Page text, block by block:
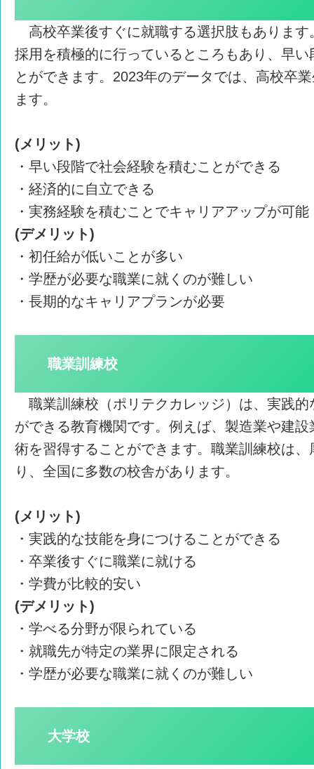
高校卒業後すぐに就職する選択肢もあります
採用を積極的に行っているところもあり、早
とができます。2023年のデータでは、高校卒
ます。
(メリット)
・早い段階で社会経験を積むことができる
・経済的に自立できる
・実務経験を積むことでキャリアアップが可能
(デメリット)
・初任給が低いことが多い
・学歴が必要な職業に就くのが難しい
・長期的なキャリアプランが必要
職業訓練校
職業訓練校（ポリテクカレッジ）は、実践的
ができる教育機関です。例えば、製造業や建
術を習得することができます。職業訓練校は
り、全国に多数の校舎があります。
(メリット)
・実践的な技能を身につけることができる
・卒業後すぐに職業に就ける
・学費が比較的安い
(デメリット)
・学べる分野が限られている
・就職先が特定の業界に限定される
・学歴が必要な職業に就くのが難しい
大学校